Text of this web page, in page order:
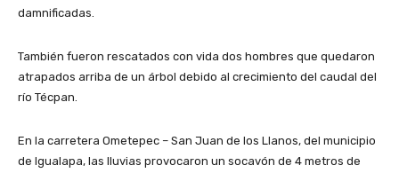
damnificadas.
También fueron rescatados con vida dos hombres que quedaron
atrapados arriba de un árbol debido al crecimiento del caudal del
río Técpan.
En la carretera Ometepec – San Juan de los Llanos, del municipio
de Igualapa, las lluvias provocaron un socavón de 4 metros de